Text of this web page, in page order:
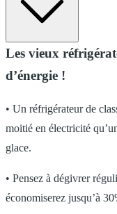
Les vieux
d’énergie !
• Un réfrigérateur de
moitié en électricité
glace.
• Pensez à dégivrer
économiserez jusqu’à